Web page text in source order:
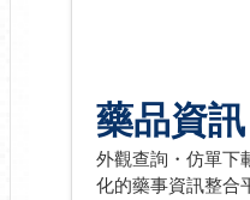
藥品資訊
外觀查詢・仿單下
化的藥事資訊整合